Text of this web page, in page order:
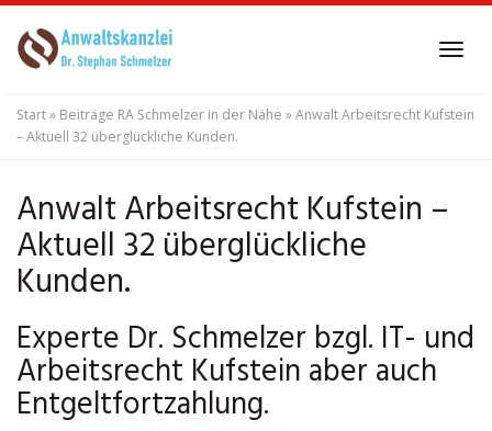
to
content
Start» Beiträge RA Schmelzer in der Nähe »Anwalt Arbeitsrecht Kufstein
– Aktuell 32 überglückliche Kunden.
Anwalt Arbeitsrecht Kufstein –
Aktuell 32 überglückliche
Kunden.
Experte Dr. Schmelzer bzgl. IT- und
Arbeitsrecht Kufstein aber auch
Entgeltfortzahlung.